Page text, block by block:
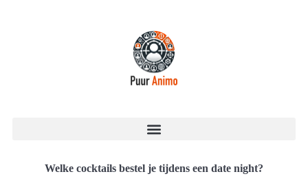
Welke cocktails bestel je tijdens een date night?